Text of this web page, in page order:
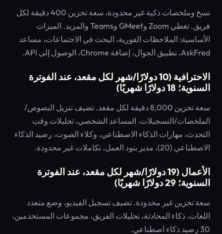
نسخ وملخصات ذكية غير محدودة، سعة تخزين 400 دقيقة لكل
فريق. تغطي Zoom وGMeet وTeams والمزيد. الميزات
الأساسية: الملاحظات الفورية، البحث في الاجتماعات، مساعد
AskFred، تطبيق الجوال، إضافة Chrome، الوصول إلى API.
الاحترافية (10 دولارًا/شهر لكل مقعد، عند الفوترة
السنوية؛ 18 دولارًا شهريًا)
سعة تخزين 8,000 دقيقة لكل مقعد. تضيف تنزيل النصوص/
الملخصات/التسجيلات، المساعد الشخصي، تحليلات وقت
التحدث، مهارات الذكاء الاصطناعي، وكلاء الصوت، رصيد الذكاء
الاصطناعي (20)، مدير بنود العمل، تكاملات غير محدودة.
الأعمال (19 دولارًا/شهر لكل مقعد، عند الفوترة
السنوية؛ 29 دولارًا شهريًا)
سعة تخزين غير محدودة. تضيف تسجيل الفيديو، وضع متعدد
اللغات، ذكاء المحادثة، تحليلات الفريق، مجموعات المستخدمين،
30 رصيد ذكاء اصطناعي.